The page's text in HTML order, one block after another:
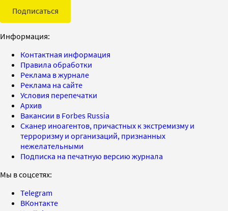
Подписаться
Информация:
Контактная информация
Правила обработки
Реклама в журнале
Реклама на сайте
Условия перепечатки
Архив
Вакансии в Forbes Russia
Сканер иноагентов, причастных к экстремизму и
терроризму и организаций, признанных
нежелательными
Подписка на печатную версию журнала
Мы в соцсетях:
Telegram
ВКонтакте